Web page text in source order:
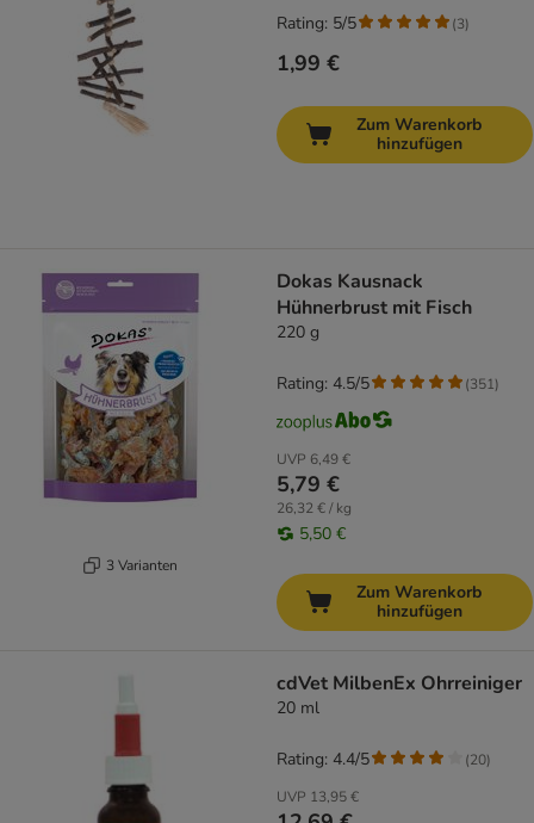
1,99 €
Rating: 5/5 (3)
Zum Warenkorb
hinzufügen
3 Varianten
Dokas Kausnack
Hühnerbrust mit Fisch
220 g
UVP 6,49 €
5,79 €
26,32 € / kg
5,50 €
Rating: 4.5/5 (351)
Zum Warenkorb
hinzufügen
cdVet MilbenEx Ohrreiniger
20 ml
UVP 13,95 €
Rating: 4.4/5 (20)